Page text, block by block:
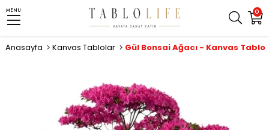
0
MENU
Anasayfa Kanvas Tablolar Gül Bonsai Ağacı - Kanvas Tablo